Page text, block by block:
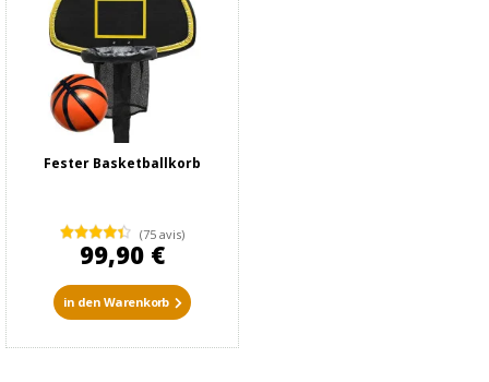
Fester Basketballkorb
(75 avis)
99,90 €
in den Warenkorb